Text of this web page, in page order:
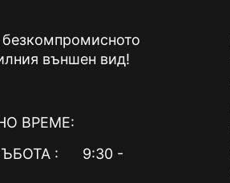
външен вид!
ВРЕМЕ:
: 9:30 -